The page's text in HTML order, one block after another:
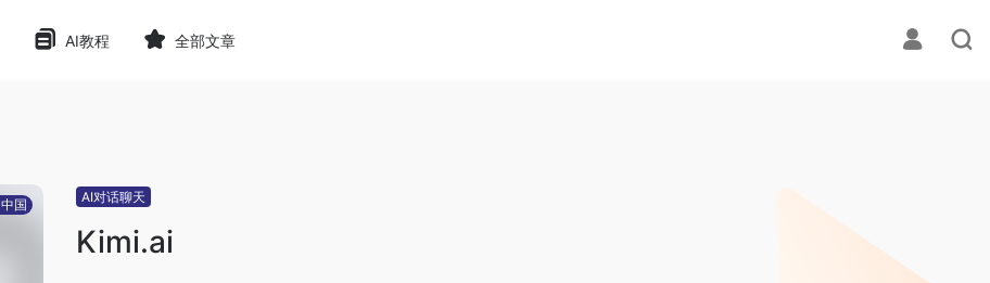
AI教程 全部文章
中国 AI对话聊天
Kimi.ai